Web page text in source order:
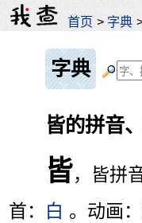
首页 > 字典
字典
皆的拼音
皆，皆拼
首：
白 。动画：